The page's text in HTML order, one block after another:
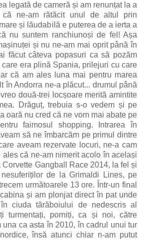
legată de cameră și am renunțat la a
că ne-am rătăcit unul de altul prin
și lăudabilă e puterea de a ierta a
nu suntem ranchiunoși de fel! Așa
și nu ne-am mai oprit până în
făcut câteva popasuri ca să pozăm
era plină Spania, prilejuri cu care
că am ales luna mai pentru marea
în Andorra ne-a plăcut... drumul până
două-trei locșoare merită amintite
Drăguț, trebuia s-o vedem și pe
oară nu cred că ne vom mai abate pe
faimosul shopping. Intrarea în
să ne îmbarcăm pe primul dintre
aveam rezervate locuri, ne-a cam
ales că ne-am nimerit acolo în același
Gangball Race 2014, la fel și
de la Grimaldi Lines, pe
următoarele 13 ore. Într-un final
și am plonjat direct în pat unde
ciuda tărăboiului de nedescris al
turmentați, porniți, ca și noi, către
una ca asta în 2010, în cadrul unui tur
însă atunci chiar n-am putut